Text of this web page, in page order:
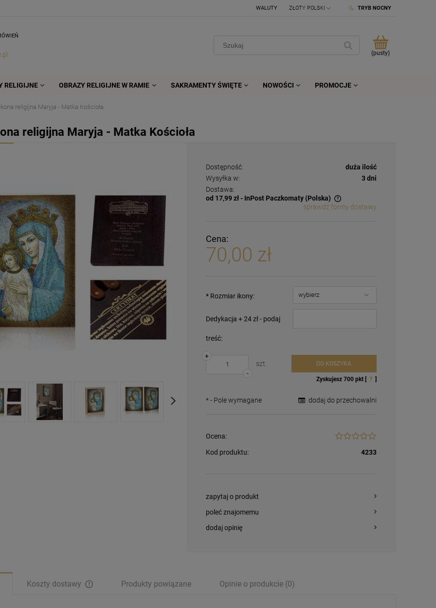
TRYB NOCNY
WALUTY
(pusty)
RELIGIJNE OBRAZY RELIGIJNE W RAMIE SAKRAMENTY ŚWIĘTE NOWOŚCI PROMOCJE
religijna Maryja - Matka Kościoła
religijna Maryja - Matka Kościoła
Dostępność:
duża ilość
Wysyłka w:
3 dni
Dostawa:
od 17,99 zł - InPost Paczkomaty (Polska)
sprawdź formy dostawy
Cena:
70,00 zł
* Rozmiar ikony:
Dedykacja + 24 zł - podaj
treść:
-
+
szt.
DO KOSZYKA
Zyskujesz 700pkt [ ? ]
dodaj do przechowalni
*- Pole wymagane
Ocena:
Kod produktu: 4233
zapytaj o produkt
poleć znajomemu
dodaj opinię
Koszty dostawy Produkty powiązane Opinie o produkcie (0)